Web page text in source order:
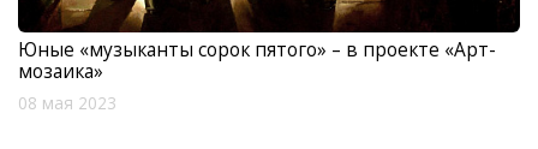
Юные «музыканты сорок пятого» – в проекте «Арт-
мозаика»
08 мая 2023